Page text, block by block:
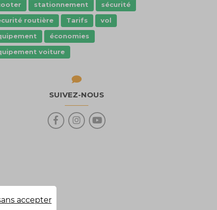
stationnement
sécurité
routière
Tarifs
vol
économies
voiture
SUIVEZ-NOUS
accepter